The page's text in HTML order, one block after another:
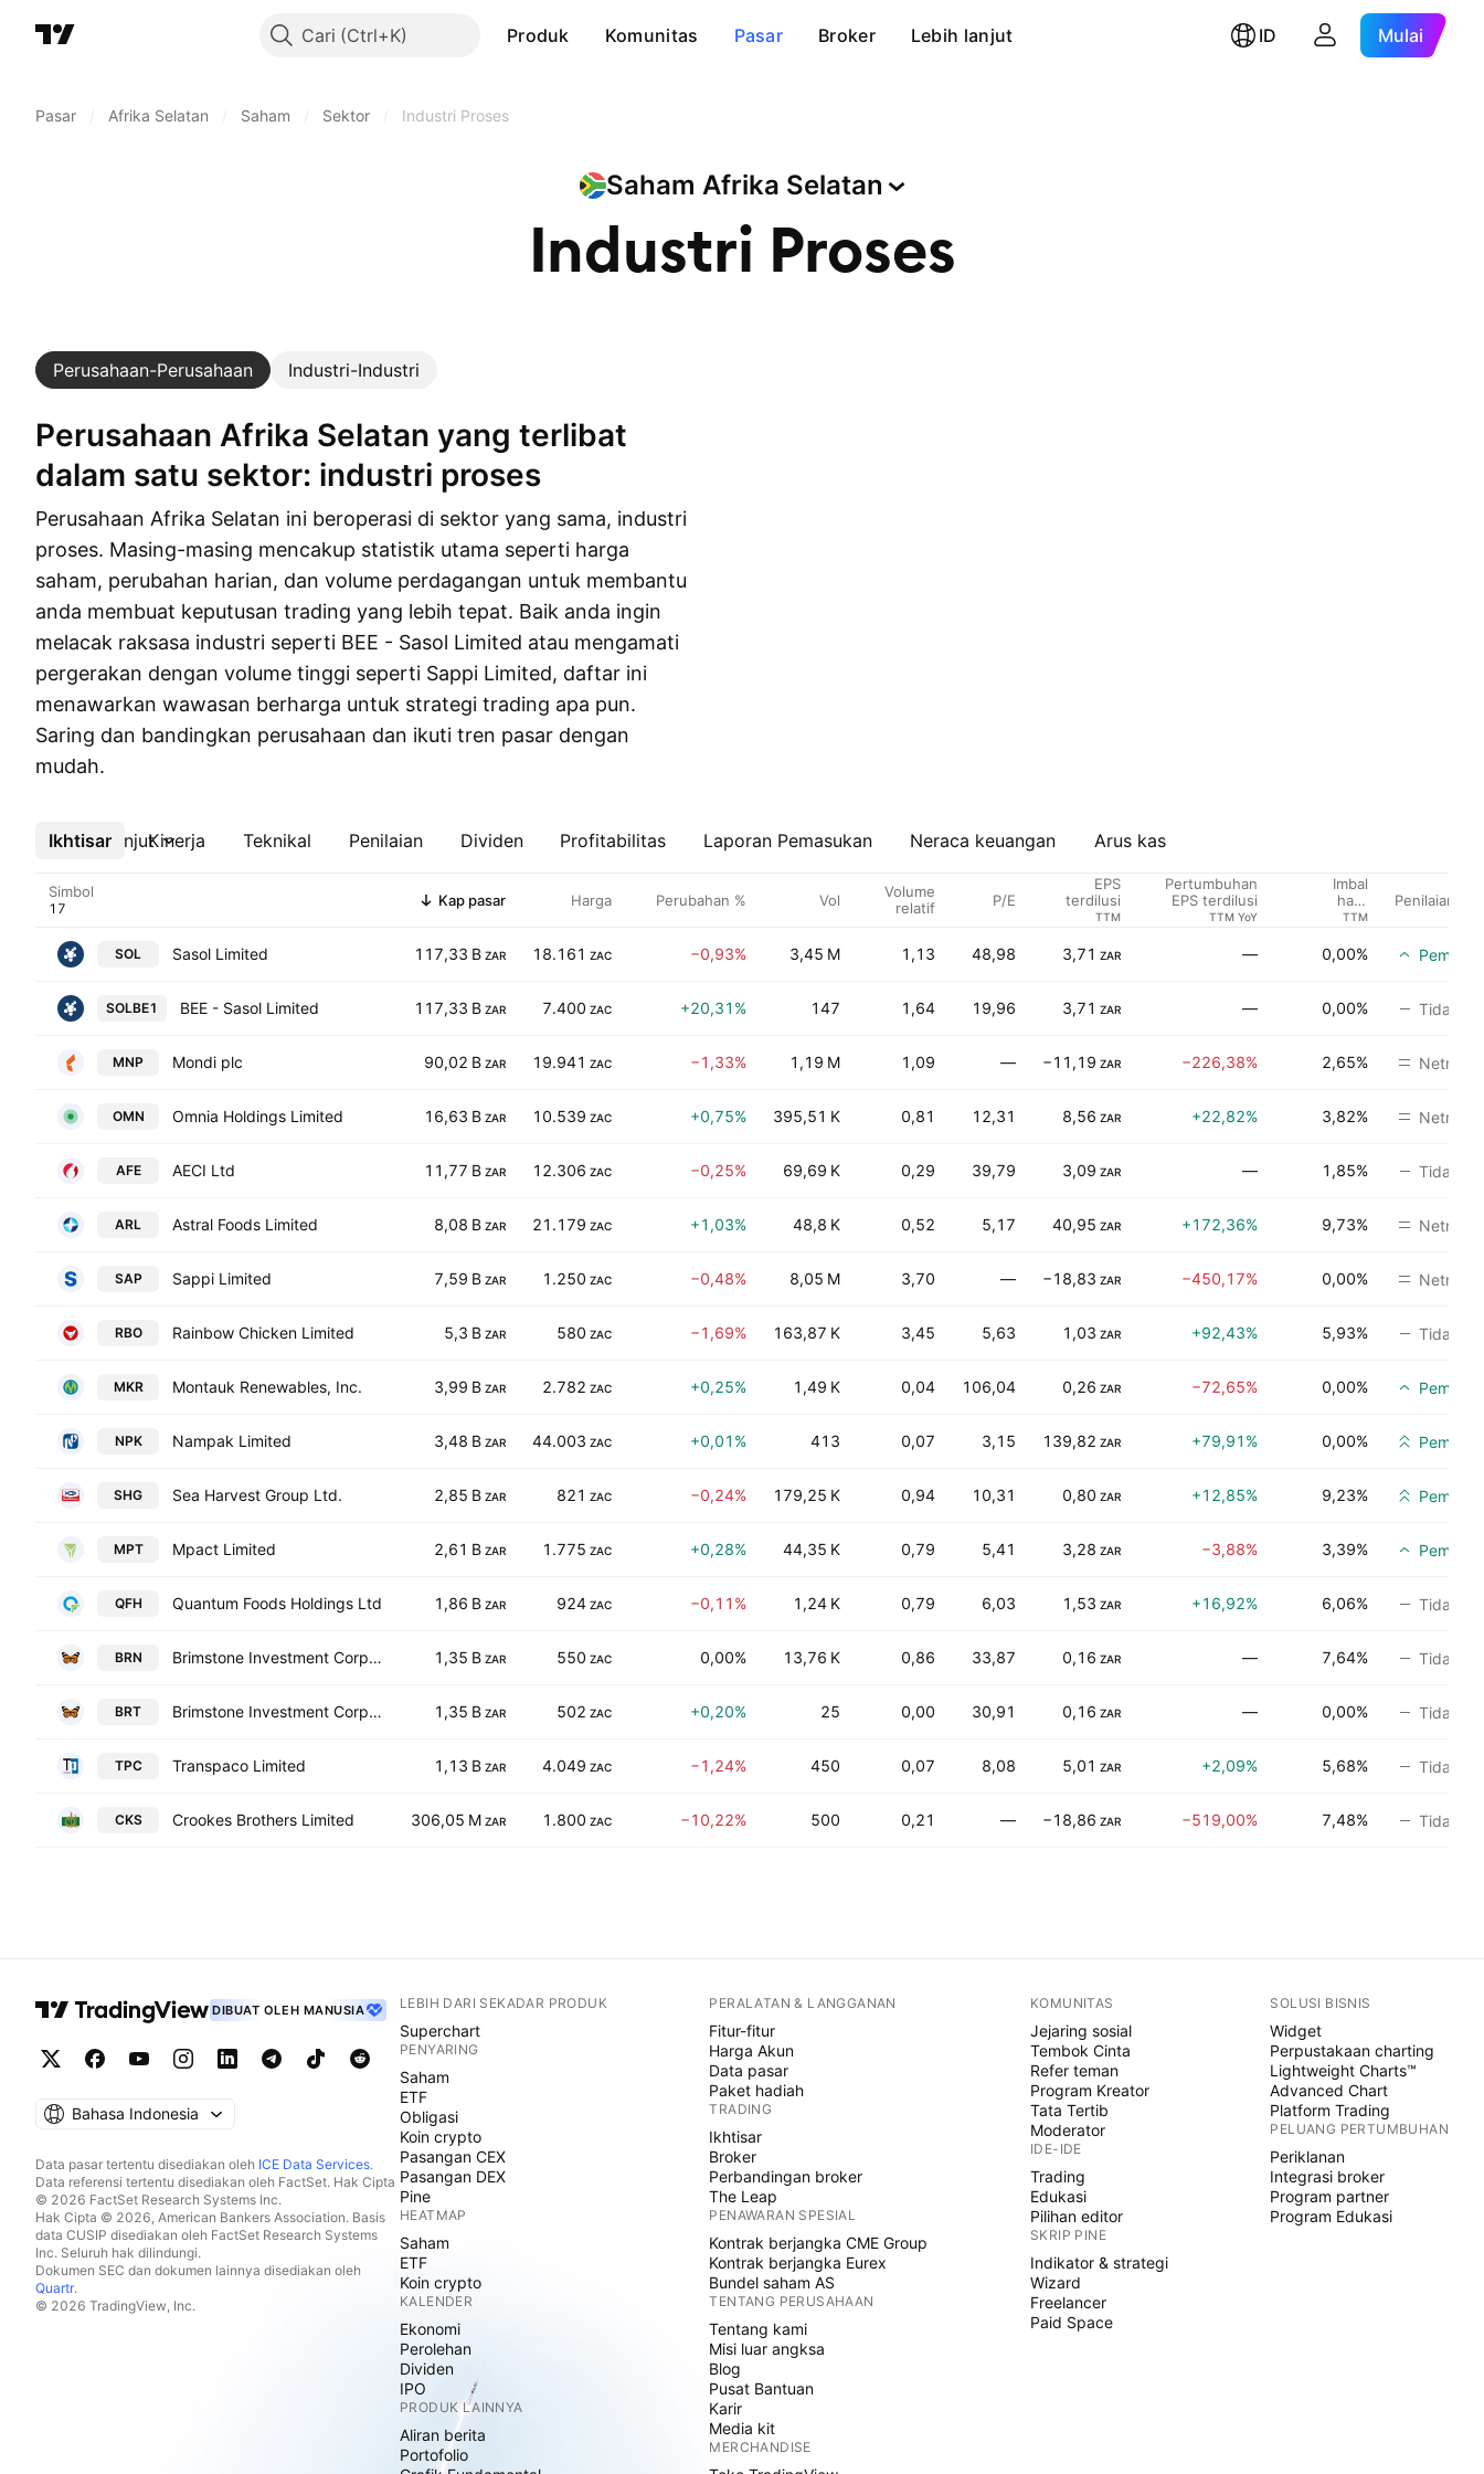
Cari Produk Komunitas Pasar Broker Lebih lanjut ID Mulai
Pasar Afrika Selatan Saham Sektor Industri Proses
Saham Afrika Selatan
Industri Proses
Perusahaan-Perusahaan Industri-Industri
Perusahaan Afrika Selatan yang terlibat
dalam satu sektor: industri proses
Perusahaan Afrika Selatan ini beroperasi di sektor yang sama, industri
proses. Masing-masing mencakup statistik utama seperti harga
saham, perubahan harian, dan volume perdagangan untuk membantu
anda membuat keputusan trading yang lebih tepat. Baik anda ingin
melacak raksasa industri seperti BEE - Sasol Limited atau mengamati
pergerakan dengan volume tinggi seperti Sappi Limited, daftar ini
menawarkan wawasan berharga untuk strategi trading apa pun.
Saring dan bandingkan perusahaan dan ikuti tren pasar dengan
mudah.
Ikhtisar Kinerja Teknikal Penilaian Dividen Profitabilitas Laporan Pemasukan Neraca keuangan Arus kas
Lebih lanjut
Simbol Kap pasar Harga Perubahan % Vol
Volume
relatif
P/E
EPS
terdilusi
TTM
Pertumbuhan
EPS terdilusi
TTM YoY
Imbal
hasil
dividen %
TTM
Penilaian
SOL Sasol Limited 117,33 B ZAR 18.161 ZAC −0,93% 3,45 M 1,13 48,98 3,71 ZAR — 0,00%
SOLBE1 BEE - Sasol Limited 117,33 B ZAR 7.400 ZAC +20,31% 147 1,64 19,96 3,71 ZAR — 0,00% Tidak
MNP Mondi plc 90,02 B ZAR 19.941 ZAC −1,33% 1,19 M 1,09 — −11,19 ZAR −226,38% 2,65% Netral
OMN Omnia Holdings Limited 16,63 B ZAR 10.539 ZAC +0,75% 395,51 K 0,81 12,31 8,56 ZAR +22,82% 3,82% Netral
AFE AECI Ltd 11,77 B ZAR 12.306 ZAC −0,25% 69,69 K 0,29 39,79 3,09 ZAR — 1,85% Tidak
ARL Astral Foods Limited 8,08 B ZAR 21.179 ZAC +1,03% 48,8 K 0,52 5,17 40,95 ZAR +172,36% 9,73% Netral
SAP Sappi Limited 7,59 B ZAR 1.250 ZAC −0,48% 8,05 M 3,70 — −18,83 ZAR −450,17% 0,00% Netral
RBO Rainbow Chicken Limited 5,3 B ZAR 580 ZAC −1,69% 163,87 K 3,45 5,63 1,03 ZAR +92,43% 5,93% Tidak
MKR Montauk Renewables, Inc. 3,99 B ZAR 2.782 ZAC +0,25% 1,49 K 0,04 106,04 0,26 ZAR −72,65% 0,00%
NPK Nampak Limited 3,48 B ZAR 44.003 ZAC +0,01% 413 0,07 3,15 139,82 ZAR +79,91% 0,00%
SHG Sea Harvest Group Ltd. 2,85 B ZAR 821 ZAC −0,24% 179,25 K 0,94 10,31 0,80 ZAR +12,85% 9,23%
MPT Mpact Limited 2,61 B ZAR 1.775 ZAC +0,28% 44,35 K 0,79 5,41 3,28 ZAR −3,88% 3,39%
QFH Quantum Foods Holdings Ltd 1,86 B ZAR 924 ZAC −0,11% 1,24 K 0,79 6,03 1,53 ZAR +16,92% 6,06% Tidak
BRN Brimstone Investment Corporation Limited Class N 1,35 B ZAR 550 ZAC 0,00% 13,76 K 0,86 33,87 0,16 ZAR — 7,64% Tidak
BRT Brimstone Investment Corporation Limited 1,35 B ZAR 502 ZAC +0,20% 25 0,00 30,91 0,16 ZAR — 0,00% Tidak
TPC Transpaco Limited 1,13 B ZAR 4.049 ZAC −1,24% 450 0,07 8,08 5,01 ZAR +2,09% 5,68% Tidak
CKS Crookes Brothers Limited 306,05 M ZAR 1.800 ZAC −10,22% 500 0,21 — −18,86 ZAR −519,00% 7,48% Tidak
DIBUAT OLEH MANUSIA
Bahasa Indonesia
Data pasar tertentu disediakan oleh ICE Data Services.
Data referensi tertentu disediakan oleh FactSet. Hak Cipta
© 2026 FactSet Research Systems Inc.
Hak Cipta © 2026, American Bankers Association. Basis
data CUSIP disediakan oleh FactSet Research Systems
Inc. Seluruh hak dilindungi.
Dokumen SEC dan dokumen lainnya disediakan oleh
Quartr.
© 2026 TradingView, Inc.
LEBIH DARI SEKADAR PRODUK
Superchart
PENYARING
Saham
ETF
Obligasi
Koin crypto
Pasangan CEX
Pasangan DEX
Pine
HEATMAP
Saham
ETF
Koin crypto
KALENDER
Ekonomi
Perolehan
Dividen
IPO
PRODUK LAINNYA
Aliran berita
Portofolio
PERALATAN & LANGGANAN
Fitur-fitur
Harga Akun
Data pasar
Paket hadiah
TRADING
Ikhtisar
Broker
Perbandingan broker
The Leap
PENAWARAN SPESIAL
Kontrak berjangka CME Group
Kontrak berjangka Eurex
Bundel saham AS
TENTANG PERUSAHAAN
Tentang kami
Misi luar angksa
Blog
Pusat Bantuan
Karir
Media kit
MERCHANDISE
KOMUNITAS
Jejaring sosial
Tembok Cinta
Refer teman
Program Kreator
Tata Tertib
Moderator
IDE-IDE
Trading
Edukasi
Pilihan editor
SKRIP PINE
Indikator & strategi
Wizard
Freelancer
Paid Space
SOLUSI BISNIS
Widget
Perpustakaan charting
Lightweight Charts™
Advanced Chart
Platform Trading
PELUANG PERTUMBUHAN
Periklanan
Integrasi broker
Program partner
Program Edukasi